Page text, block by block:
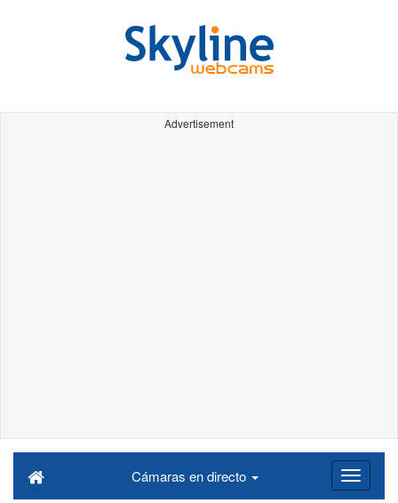
Advertisement
Cámaras en directo